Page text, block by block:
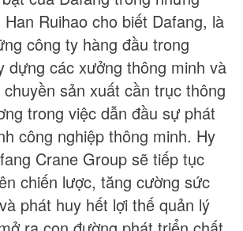
Ruihao cho biết Dafang, là
công ty hàng đầu trong
dựng các xưởng thông minh và
sản xuất cần trục thông
trong việc dẫn đầu sự phát
công nghiệp thông minh. Hy
Crane Group sẽ tiếp tục
chiến lược, tăng cường sức
phát huy hết lợi thế quản lý